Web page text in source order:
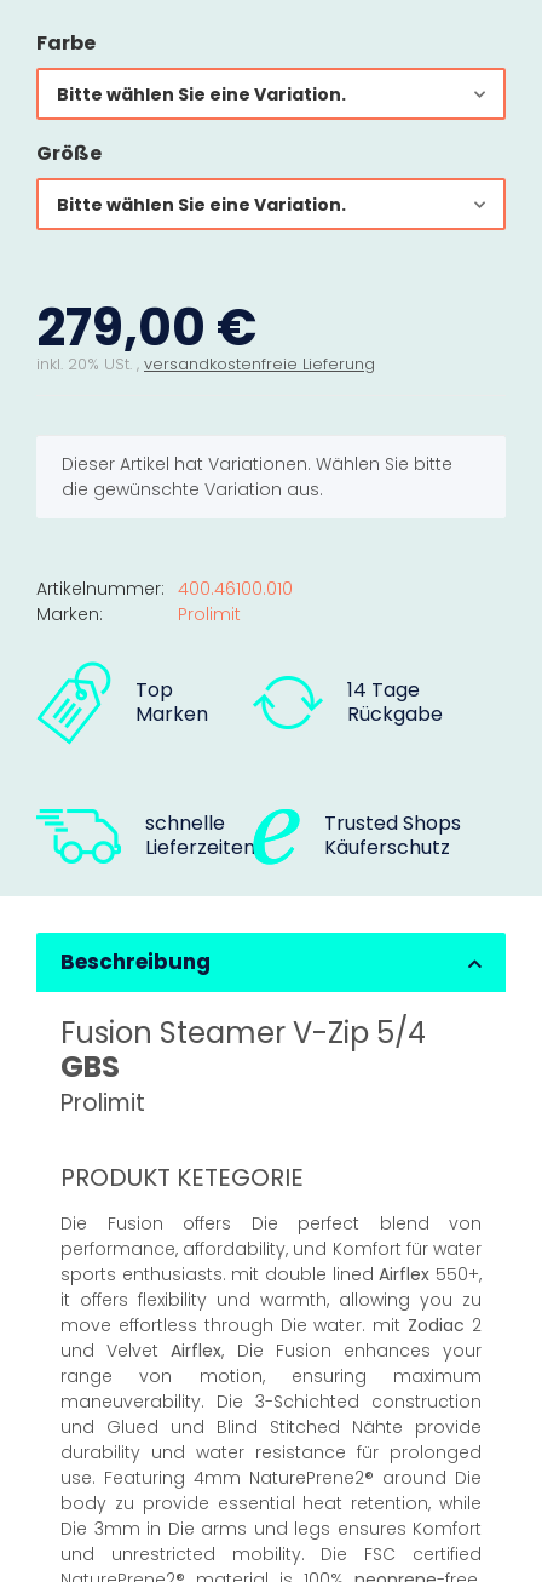
Farbe
Bitte wählen Sie eine Variation.
Größe
Bitte wählen Sie eine Variation.
279,00 €
inkl. 20% USt. , versandkostenfreie Lieferung
xDieser Artikel hat Variationen. Wählen Sie bitte
die gewünschte Variation aus.
Artikelnummer: 400.46100.010
Marken:
Prolimit
Top
Marken
14 Tage
Rückgabe
schnelle
Lieferzeiten
Trusted Shops
Käuferschutz
Beschreibung
Fusion Steamer V-Zip 5/4
GBS
Prolimit
PRODUKT KETEGORIE
Die Fusion offers Die perfect blend von
performance, affordability, und Komfort für water
sports enthusiasts. mit double linedAirflex 550+,
it offers flexibility und warmth, allowing you zu
move effortless through Die water. mit Zodiac 2
und VelvetAirflex, Die Fusion enhances your
range von motion, ensuring maximum
maneuverability. Die 3-Schichted construction
und Glued und Blind Stitched Nähte provide
durability und water resistance für prolonged
use. Featuring 4mm NaturePrene2® around Die
body zu provide essential heat retention, while
Die 3mm in Die arms und legs ensures Komfort
und unrestricted mobility. Die FSC certified